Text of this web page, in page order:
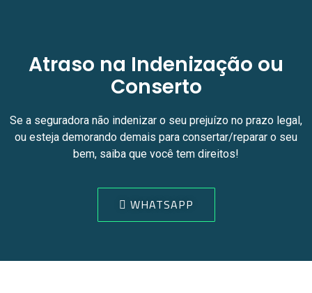
Atraso na Indenização ou
Conserto
Se a seguradora não indenizar o seu prejuízo no prazo legal,
ou esteja demorando demais para consertar/reparar o seu
bem, saiba que você tem direitos!
WHATSAPP